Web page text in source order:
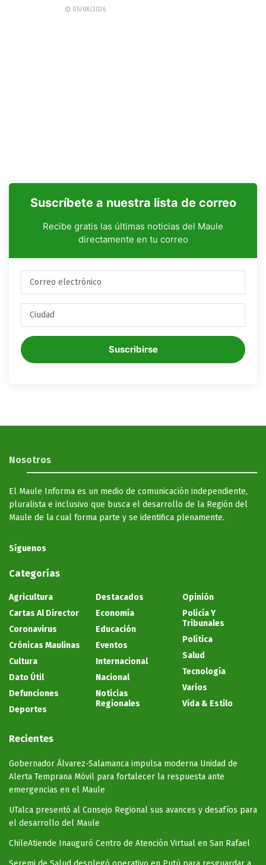
05/08/2026
Suscríbete a nuestra lista de correo
Recibe gratis las últimas noticias del Maule
directamente en tu correo
Suscribirse
Nosotros
El Maule Informa es un medio de comunicación independiente,
pluralista e inclusivo que busca el desarrollo de la Región del
Maule de la cual forma parte y se identifica plenamente.
Síguenos
Categorías
Agricultura
Cartas Al Director
Coronavirus
Crónicas Maulinas
Cultura
Dato Útil
Defunciones
Deportes
Destacados
Economía
Educación
Eventos
Internacional
Nacional
Noticias
Regionales
Opinión
Policía Y
Tribunales
Política
Salud
Tecnología
Varios
Vida & Estilo
Recientes
Gobernador Álvarez-Salamanca impulsa moderna Unidad de
Alerta Temprana Móvil para fortalecer la respuesta ante
emergencias en el Maule
UTalca presentó al Consejo Regional sus avances y desafíos para
el desarrollo del Maule
ChileAtiende Inauguró Centro de Atención Virtual en San Rafael